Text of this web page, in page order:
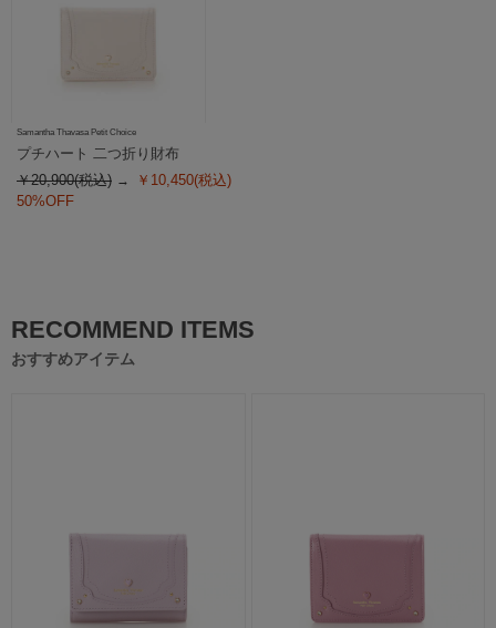
Samantha Thavasa Petit Choice
プチハート 二つ折り財布
￥20,900(税込)
￥10,450(税込)
50%OFF
RECOMMEND ITEMS
おすすめアイテム